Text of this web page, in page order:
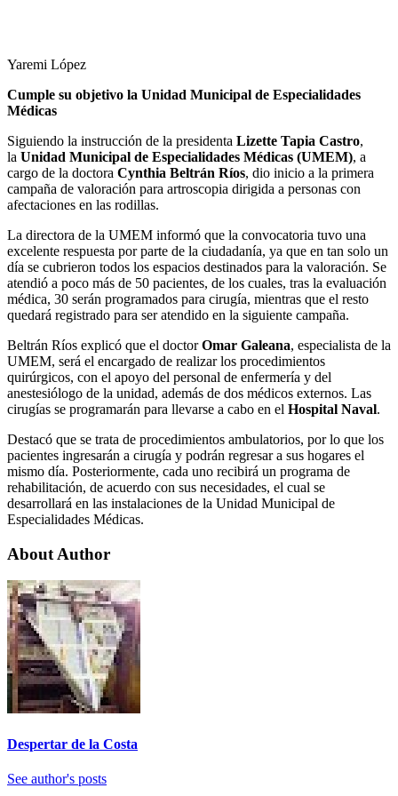
Yaremi López
Cumple su objetivo la Unidad Municipal de Especialidades
Médicas
Siguiendo la instrucción de la presidenta Lizette Tapia Castro,
la Unidad Municipal de Especialidades Médicas (UMEM), a
cargo de la doctora Cynthia Beltrán Ríos, dio inicio a la primera
campaña de valoración para artroscopia dirigida a personas con
afectaciones en las rodillas.
La directora de la UMEM informó que la convocatoria tuvo una
excelente respuesta por parte de la ciudadanía, ya que en tan solo un
día se cubrieron todos los espacios destinados para la valoración. Se
atendió a poco más de 50 pacientes, de los cuales, tras la evaluación
médica, 30 serán programados para cirugía, mientras que el resto
quedará registrado para ser atendido en la siguiente campaña.
Beltrán Ríos explicó que el doctorOmar Galeana, especialista de la
UMEM, será el encargado de realizar los procedimientos
quirúrgicos, con el apoyo del personal de enfermería y del
anestesiólogo de la unidad, además de dos médicos externos. Las
cirugías se programarán para llevarse a cabo en el Hospital Naval.
Destacó que se trata de procedimientos ambulatorios, por lo que los
pacientes ingresarán a cirugía y podrán regresar a sus hogares el
mismo día. Posteriormente, cada uno recibirá un programa de
rehabilitación, de acuerdo con sus necesidades, el cual se
desarrollará en las instalaciones de la Unidad Municipal de
Especialidades Médicas.
About Author
Despertar de la Costa
See author's posts